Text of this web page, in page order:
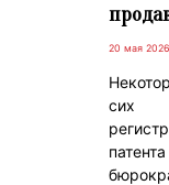
20 мая 2026
сих